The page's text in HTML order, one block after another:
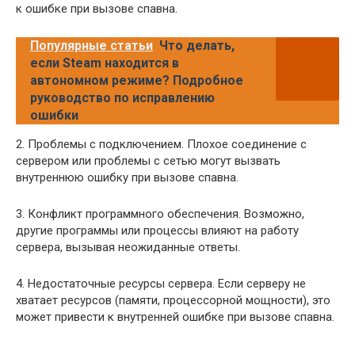
к ошибке при вызове спавна.
Популярные статьи Что делать,
если Steam находится в
автономном режиме? Подробное
руководство по исправлению
ошибки
2. Проблемы с подключением. Плохое соединение с
сервером или проблемы с сетью могут вызвать
внутреннюю ошибку при вызове спавна.
3. Конфликт программного обеспечения. Возможно,
другие программы или процессы влияют на работу
сервера, вызывая неожиданные ответы.
4. Недостаточные ресурсы сервера. Если серверу не
хватает ресурсов (памяти, процессорной мощности), это
может привести к внутренней ошибке при вызове спавна.